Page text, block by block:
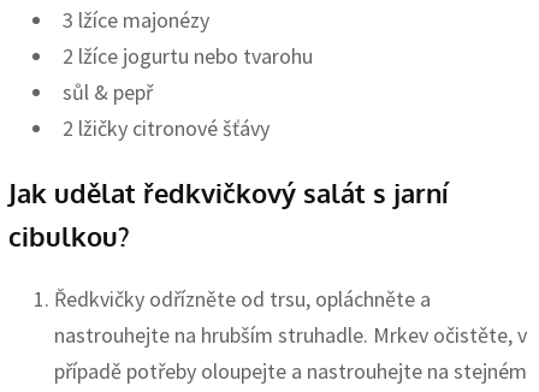
3 lžíce majonézy
2 lžíce jogurtu nebo tvarohu
sůl & pepř
2 lžičky citronové šťávy
Jak udělat ředkvičkový salát s jarní
cibulkou?
Ředkvičky odřízněte od trsu, opláchněte a
nastrouhejte na hrubším struhadle. Mrkev očistěte, v
případě potřeby oloupejte a nastrouhejte na stejném